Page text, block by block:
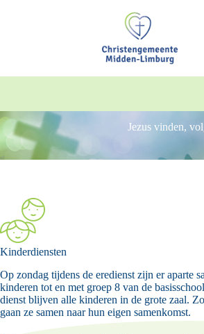
Jezus vinden,
Kinderdiensten
Op zondag tijdens de eredienst zijn er aparte
kinderen tot en met groep 8 van de
dienst blijven alle kinderen in de grote zaal.
gaan ze samen naar hun eigen samenkomst.